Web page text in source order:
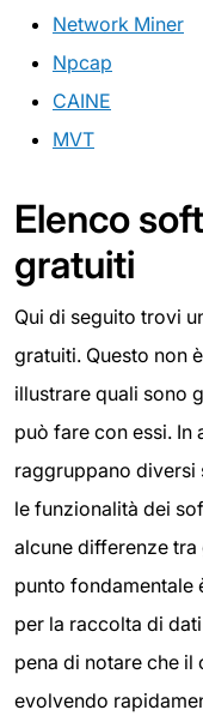
Network Miner
Npcap
CAINE
MVT
Elenco
gratuiti
Qui di seguito trovi
gratuiti. Questo non
illustrare quali sono
può fare con essi.
raggruppano diversi
le funzionalità dei
alcune differenze
punto fondamentale
per la raccolta di
pena di notare che
evolvendo